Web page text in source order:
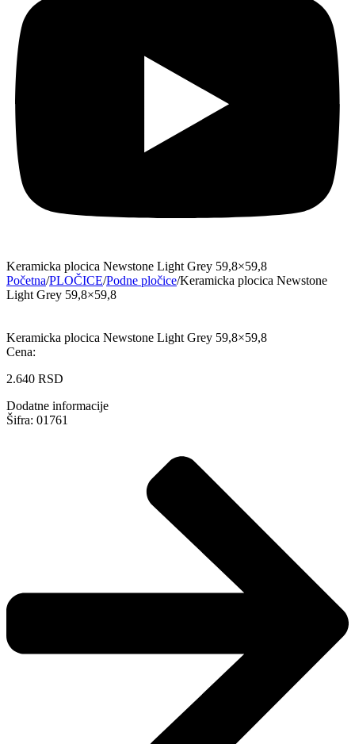
Keramicka plocica Newstone Light Grey 59,8×59,8
Početna/PLOČICE/Podne pločice/Keramicka plocica Newstone
Light Grey 59,8×59,8
Keramicka plocica Newstone Light Grey 59,8×59,8
Cena:
2.640 RSD
Dodatne informacije
Šifra: 01761